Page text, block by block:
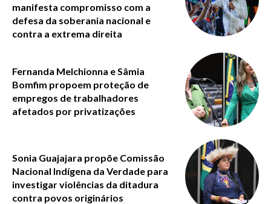
manifesta compromisso com a
defesa da soberania nacional e
contra a extrema direita
Fernanda Melchionna e Sâmia
Bomfim propoem proteção de
empregos de trabalhadores
afetados por privatizações
Sonia Guajajara propõe Comissão
Nacional Indígena da Verdade para
investigar violências da ditadura
contra povos originários